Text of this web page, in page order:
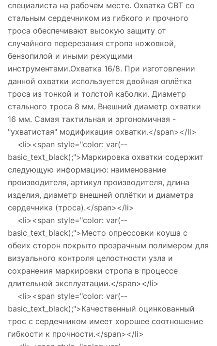
специалиста на рабочем месте. Охватка СВТ со
стальным сердечником из гибкого и прочного
троса обеспечивают высокую защиту от
случайного перерезания стропа ножовкой,
бензопилой и иными режущими
инструментами.Охватка 16/8. При изготовлении
данной охватки используется двойная оплётка
троса из тонкой и толстой каболки. Диаметр
стального троса 8 мм. Внешний диаметр охватки
16 мм. Самая тактильная и эргономичная -
"ухватистая" модификация охватки.</span></li>
<li><span style="color: var(--
basic_text_black);">Маркировка охватки содержит
следующую информацию: наименование
производителя, артикул производителя, длина
изделия, диаметр внешней оплётки и диаметра
сердечника (троса).</span></li>
<li><span style="color: var(--
basic_text_black);">Место опрессовки коуша с
обеих сторон покрыто прозрачным полимером для
визуального контроля целостности узла и
сохранения маркировки стропа в процессе
длительной эксплуатации.</span></li>
<li><span style="color: var(--
basic_text_black);">Качественный оцинкованный
трос с сердечником имеет хорошее соотношение
гибкости к прочности.</span></li>